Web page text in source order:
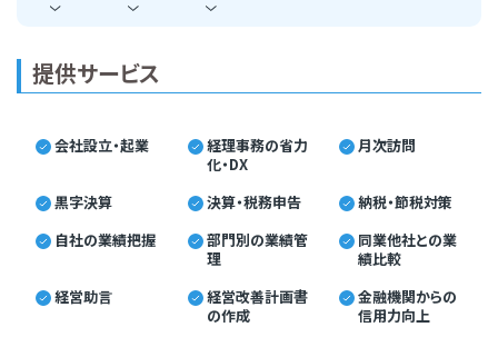
提供サービス
会社設立・起業
経理事務の省力
化・DX
月次訪問
黒字決算 決算・税務申告
納税・節税対策
自社の業績把握
部門別の業績管
理
同業他社との業
績比較
経営助言
経営改善計画書
の作成
金融機関からの
信用力向上